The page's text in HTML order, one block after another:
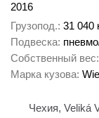
2016
Грузопод. 31 040
Подвеска
Собственный вес
Марка кузова
Чехия, Veliká